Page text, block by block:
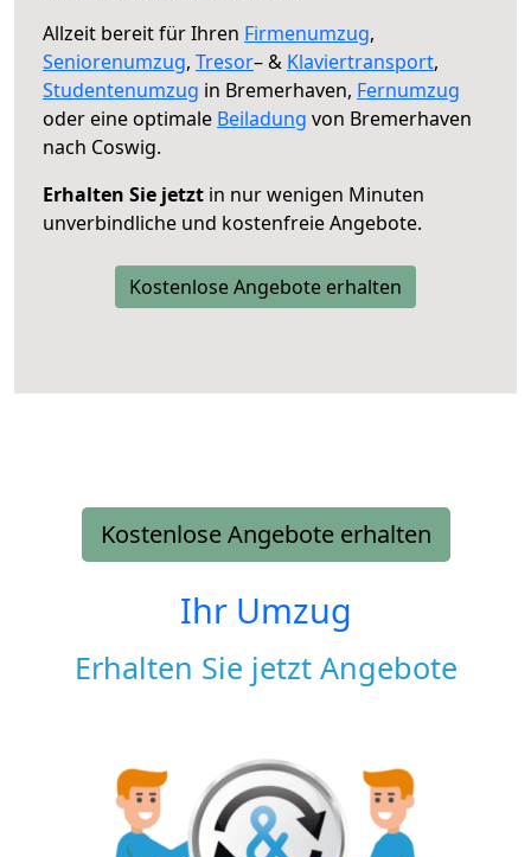
Allzeit bereit für Ihren Firmenumzug,
Seniorenumzug, Tresor– & Klaviertransport,
Studentenumzug in Bremerhaven, Fernumzug
oder eine optimale Beiladung von Bremerhaven
nach Coswig.
Erhalten Sie jetzt in nur wenigen Minuten
unverbindliche und kostenfreie Angebote.
Kostenlose Angebote erhalten
Kostenlose Angebote erhalten
Ihr Umzug
Erhalten Sie jetzt Angebote